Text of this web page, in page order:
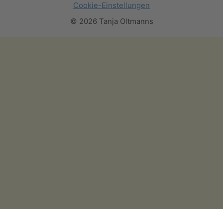
Cookie-Einstellungen
© 2026 Tanja Oltmanns